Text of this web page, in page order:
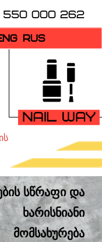
550 000 262
RUS
სწრაფი და
ხარისნიანი
მომსახურება